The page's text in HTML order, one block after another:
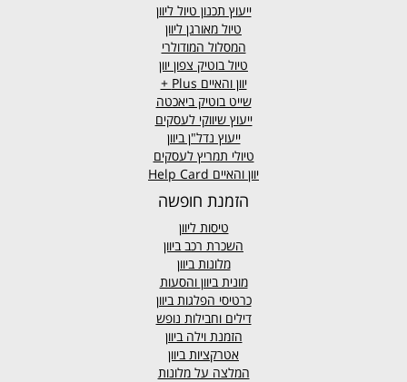
ייעוץ תכנון טיול ליוון
טיול מאורגן ליוון
המסלול המודולרי
טיול בוטיק צפון יוון
יוון והאיים Plus +
שייט בוטיק ביאכטה
ייעוץ שיווקי לעסקים
ייעוץ נדל"ן ביוון
טיולי תמריץ לעסקים
יוון והאיים Help Card
הזמנת חופשה
טיסות ליוון
השכרת רכב ביוון
מלונות ביוון
מונית ביוון והסעות
כרטיסי הפלגות ביוון
דילים וחבילות נופש
הזמנת וילה ביוון
אטרקציות ביוון
המלצה על מלונות